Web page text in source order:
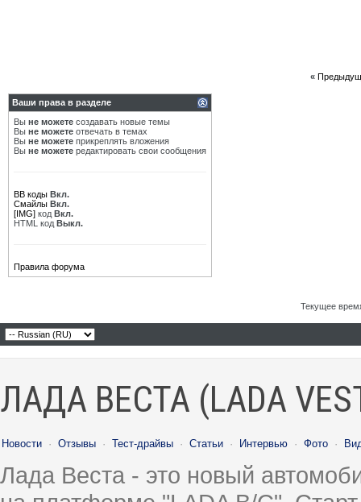
«
Ваши права в разделе
Вы не можете создавать новые темы
Вы не можете отвечать в темах
Вы не можете прикреплять вложения
Вы не можете редактировать свои сообщения
BB коды Вкл.
Смайлы Вкл.
[IMG] код Вкл.
HTML код Выкл.
Правила форума
Текущее
ЛАДА ВЕСТА (LADA
Новости · Отзывы · Тест-драйвы · Статьи · Интервью · Фото ·
Лада Веста - это новый